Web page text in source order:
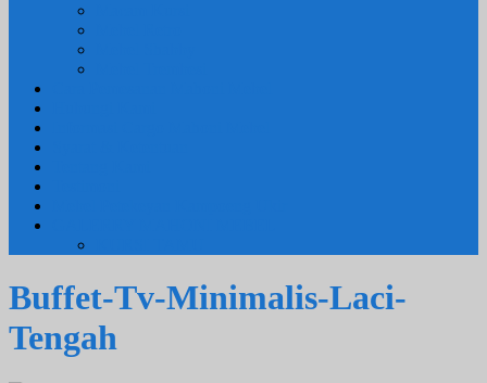
Buffet-Tv-Minimalis-Laci-
Tengah